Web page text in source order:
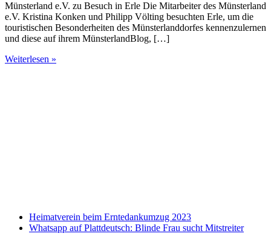
Münsterland e.V. zu Besuch in Erle Die Mitarbeiter des Münsterland
e.V. Kristina Konken und Philipp Völting besuchten Erle, um die
touristischen Besonderheiten des Münsterlanddorfes kennenzulernen
und diese auf ihrem MünsterlandBlog, […]
Weiterlesen »
Heimatverein beim Erntedankumzug 2023
Whatsapp auf Plattdeutsch: Blinde Frau sucht Mitstreiter